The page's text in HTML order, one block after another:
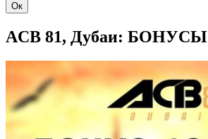
Ок
ACB 81, Дубаи: БОНУСЫ